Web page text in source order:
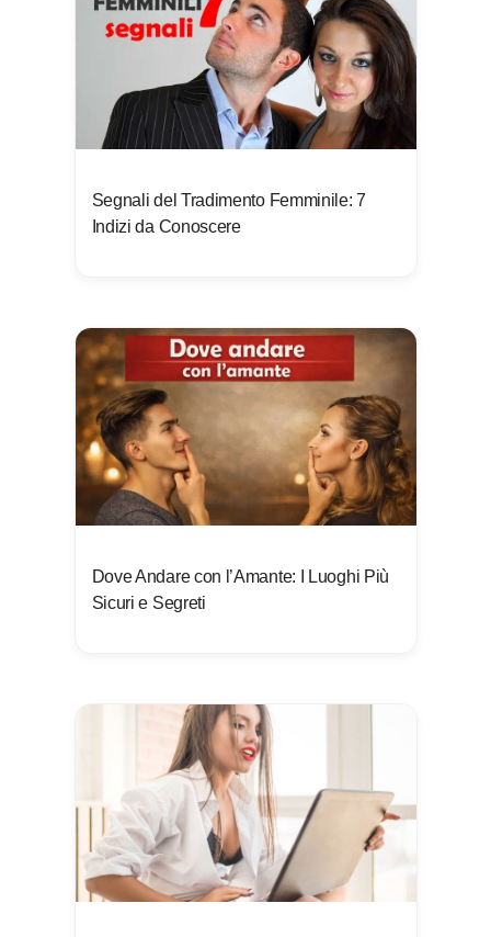
Segnali del Tradimento Femminile: 7
Indizi da Conoscere
Dove Andare con l’Amante: I Luoghi Più
Sicuri e Segreti